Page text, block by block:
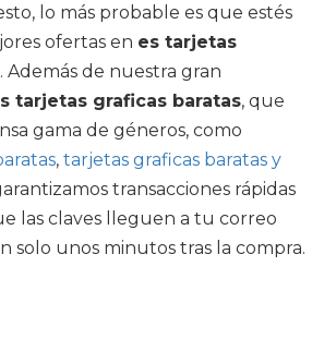
lo más probable es que estés
ofertas en es tarjetas
. Además de nuestra gran
tarjetas graficas baratas, que
gama de géneros, como
, tarjetas graficas baratas y
transacciones rápidas
las claves lleguen a tu correo
solo unos minutos tras la compra.